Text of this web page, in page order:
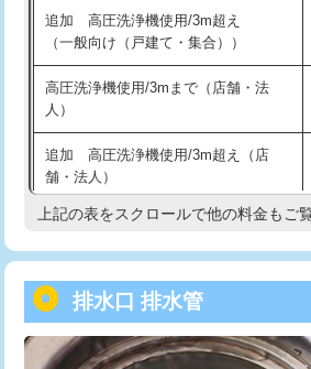
廃棄・処分
※給水管工事は20mmまでの価格です。
給水管工事※（支持金具設置)
給水管工事※（保温材使用（バンド止
め込み）)
給水管工事※（土の掘削・埋め戻し作
業)
給水管工事※（塩ビ管（VP・HI）使
用/3ｍまで)
用（追加）/3ｍ超え)
給水管工事※（ライニング鋼管・銅
管・ポリ管・HT管使用/3ｍまで)
追加 高圧洗浄機使用/3m超え
（一般向け（戸建て・集合））
高圧洗浄機使用/3mまで（店舗・法
人）
追加 高圧洗浄機使用/3m超え（店
舗・法人）
高度高圧洗浄換
トーラー機使用/3mまで
追加トーラー機使用/3m超え
上記の表をスクロールで他の料金もご
排水口 排水管